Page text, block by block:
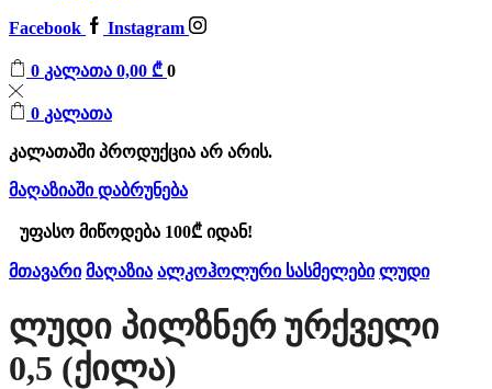
Facebook Instagram
0 კალათა 0,00 ₾ 0
0 კალათა
კალათაში პროდუქცია არ არის.
მაღაზიაში დაბრუნება
უფასო მიწოდება 100₾ იდან!
მთავარი მაღაზია ალკოჰოლური სასმელები ლუდი
Ლუდი Პილზნერ Ურქველი
0,5 (ქილა)